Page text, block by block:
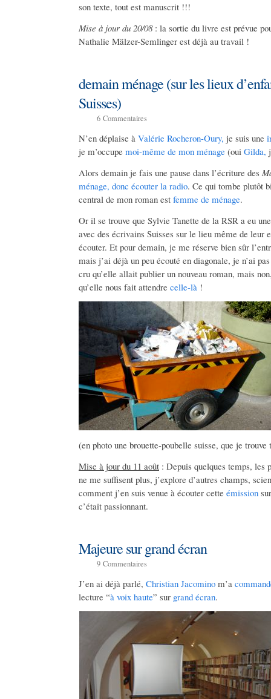
son texte, tout est manuscrit !!!
Mise à jour du 20/08: la sortie du livre est prévue
Nathalie Mälzer-Semlinger est déjà au travail !
demain ménage (sur les lieux
Suisses)
6 Commentaires
N’en déplaise à Valérie Rocheron-Oury, je suis une
je m’occupe moi-même de mon ménage (oui Gilda,
Alors demain je fais une pause dans l’écriture des
ménage, donc écouter la radio. Ce qui tombe plutôt
central de mon roman est femme de ménage.
Or il se trouve que Sylvie Tanette de la RSR a eu
avec des écrivains Suisses sur le lieu même de leur
écouter. Et pour demain, je me réserve bien sûr
mais j’ai déjà un peu écouté en diagonale, je n’ai
cru qu’elle allait publier un nouveau roman, mais
qu’elle nous fait attendre celle-là !
(en photo une brouette-poubelle suisse, que je
Mise à jour du 11 août : Depuis quelques temps, les
ne me suffisent plus, j’explore d’autres champs,
comment j’en suis venue à écouter cette émission
c’était passionnant.
Majeure sur grand écran
9 Commentaires
J’en ai déjà parlé, Christian Jacomino m’a
lecture “à voix haute” sur grand écran.